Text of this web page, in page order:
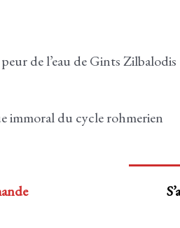
de l’eau de Gints Zilbalodis
immoral du cycle rohmerien